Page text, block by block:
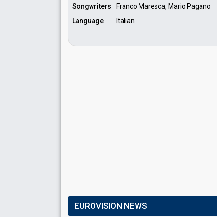
Songwriters
Franco Maresca, Mario Pagano
Language
Italian
EUROVISION NEWS